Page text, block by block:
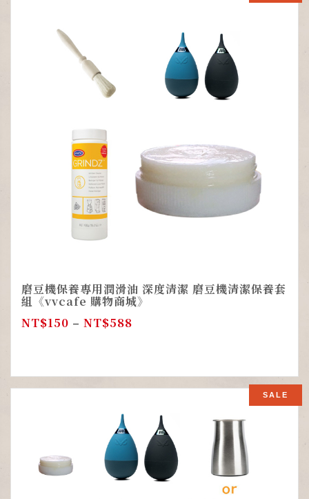
磨豆機保養專用潤滑油 深度清潔 磨豆機清潔保養套
組《vvcafe 購物商城》
NT$150 – NT$588
SALE